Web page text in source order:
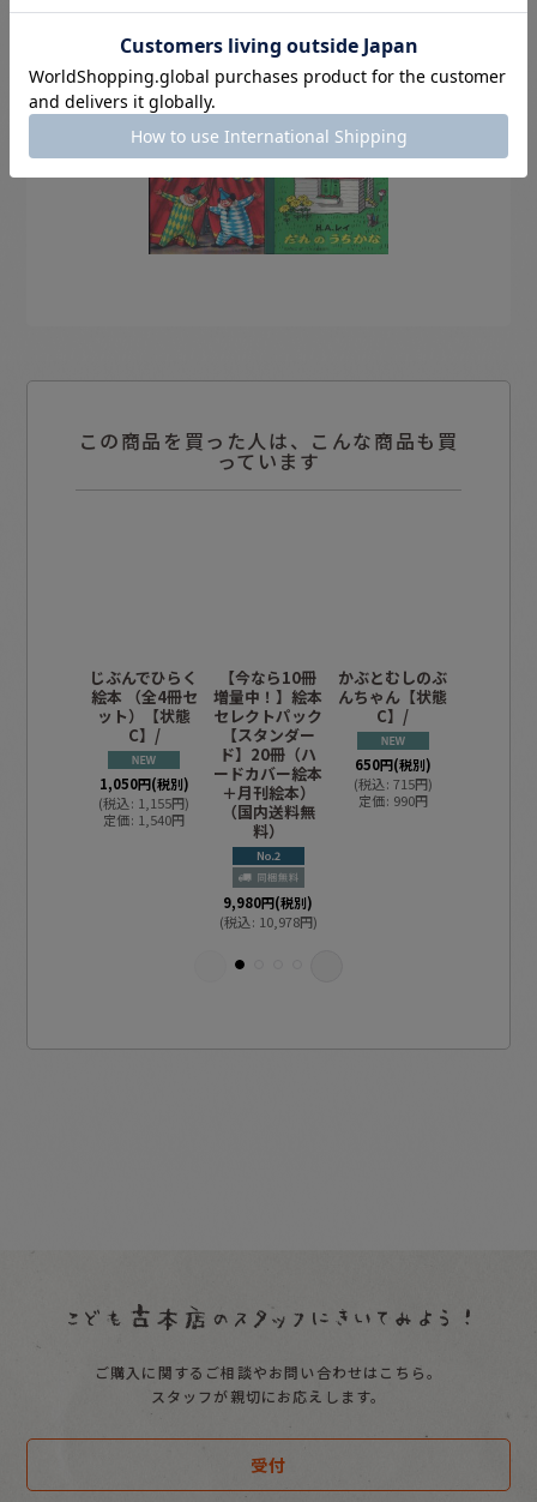
この商品を買った人は、こんな商品も買
っています
じぶんでひらく
絵本 （全4冊セ
ット）【状態
C】/
1,050円(税別)
(税込: 1,155円)
定価: 1,540円
【今なら10冊
増量中！】絵本
セレクトパック
【スタンダー
ド】20冊（ハ
ードカバー絵本
＋月刊絵本）
（国内送料無
料）
9,980円(税別)
(税込: 10,978円)
かぶとむしのぶ
んちゃん【状態
C】/
650円(税別)
(税込: 715円)
定価: 990円
ご購入に関するご相談やお問い合わせはこちら。
スタッフが親切にお応えします。
受付